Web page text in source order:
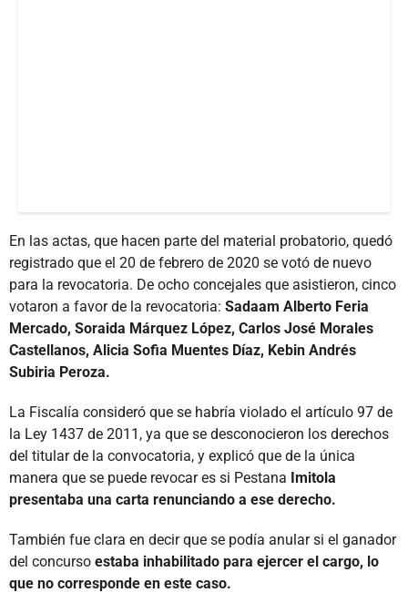
En las actas, que hacen parte del material probatorio, quedó
registrado que el 20 de febrero de 2020 se votó de nuevo
para la revocatoria. De ocho concejales que asistieron, cinco
votaron a favor de la revocatoria: Sadaam Alberto Feria
Mercado, Soraida Márquez López, Carlos José Morales
Castellanos, Alicia Sofia Muentes Díaz, Kebin Andrés
Subiria Peroza.
La Fiscalía consideró que se habría violado el artículo 97 de
la Ley 1437 de 2011, ya que se desconocieron los derechos
del titular de la convocatoria, y explicó que de la única
manera que se puede revocar es si Pestana Imitola
presentaba una carta renunciando a ese derecho.
También fue clara en decir que se podía anular si el ganador
del concurso estaba inhabilitado para ejercer el cargo, lo
que no corresponde en este caso.